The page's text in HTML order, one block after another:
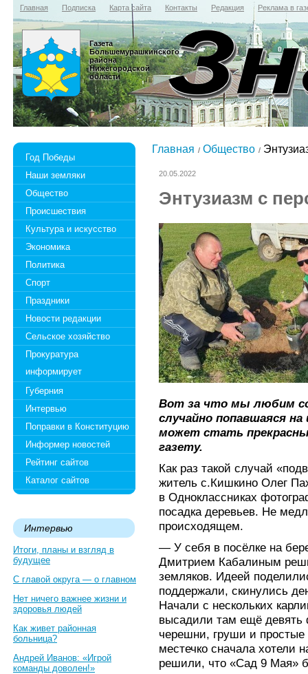
Главная Подписка Карта сайта Контакты Редакция Реклама в
Газета
Большемурашкинского
района
Нижегородской
области
Год Победы
Наши земляки
Общество
Происшествия
Культура и искусство
Экономика
Политика
Спорт
Праздники
Новости редакции
Сельское хозяйство
Прокуратура
информирует
Губерния
Интервью
Поправки в Конституцию
Информер новостей
Рейтинг сайтов
Каталог сайтов
Интервью
Итоги, планы и взгляд в
будущее
С главой округа — о главном
Нет ничего важнее жизни и
здоровья людей
Как живет районная
больница?
Андрей Иванов: «Игрой
команды доволен!»
Главная Общество
20.05.2022
Энтузиазм с
Вот за что мы любим
случайно попавшаяся
может стать
газету.
Как раз такой случай
житель с.Кишкино Олег
в Одноклассниках
посадка деревьев. Не
происходящем.
— У себя в посёлке на
Дмитрием Кабалиным
земляков. Идеей
поддержали, скинулись
Начали с нескольких
высадили там ещё
черешни, груши и
местечко сначала хотели
решили, что «Сад 9 Мая»